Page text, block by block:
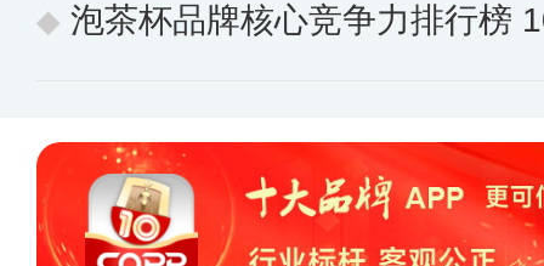
泡茶杯品牌核心竞争力排行榜 10个